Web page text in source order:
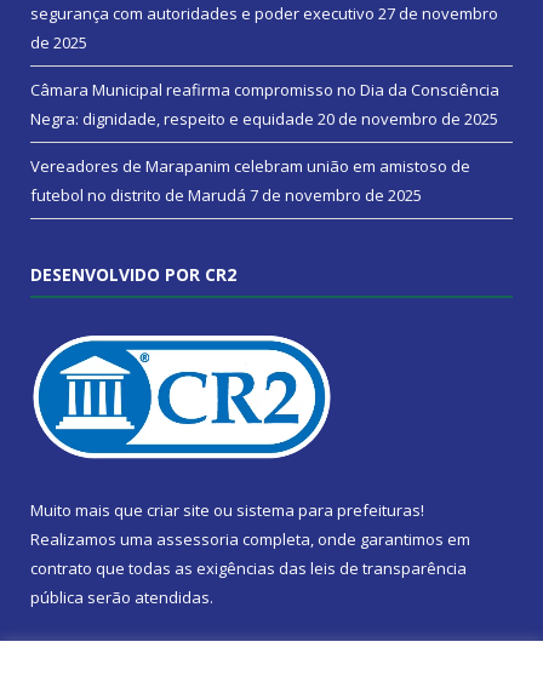
segurança com autoridades e poder executivo 27 de novembro
de 2025
Câmara Municipal reafirma compromisso no Dia da Consciência
Negra: dignidade, respeito e equidade 20 de novembro de 2025
Vereadores de Marapanim celebram união em amistoso de
futebol no distrito de Marudá 7 de novembro de 2025
DESENVOLVIDO POR CR2
Muito mais que criar site ou sistema para prefeituras!
Realizamos uma assessoria completa, onde garantimos em
contrato que todas as exigências das leis de transparência
pública serão atendidas.